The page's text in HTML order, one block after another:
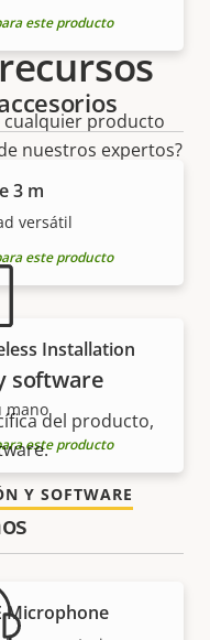
este producto
3 m
versátil
este producto
Installation
mano
este producto
Microphone
cualquier producto
nuestros expertos?
software
del producto,
Y SOFTWARE